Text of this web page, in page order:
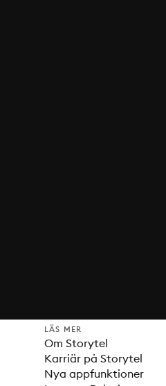
LÄS MER
Om Storytel
Karriär på Storytel
Nya appfunktioner